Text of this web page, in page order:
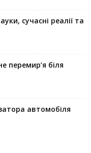
сучасні реалії та
перемир’я біля
автомобіля